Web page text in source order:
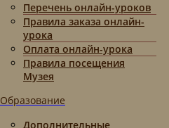
Перечень онлайн-уроков
Правила заказа онлайн-
урока
Оплата онлайн-урока
Правила посещения
Музея
Образование
Дополнительные